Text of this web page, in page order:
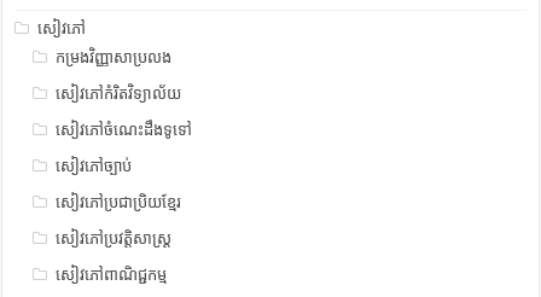
សៀវភៅ
កម្រងវិញ្ញាសាប្រលង
សៀវភៅកំរិតវិទ្យាល័យ
សៀវភៅចំណេះដឹងទូទៅ
សៀវភៅច្បាប់
សៀវភៅប្រជាប្រិយខ្មែរ
សៀវភៅប្រវត្តិសាស្រ្ត
សៀវភៅពាណិជ្ជកម្ម